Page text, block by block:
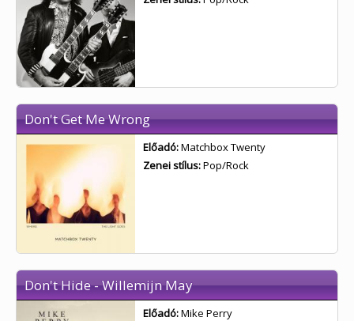
Don't Get Me Wrong
Előadó:Matchbox Twenty
Zenei stílus:Pop/Rock
Don't Hide - Willemijn May
Előadó:Mike Perry